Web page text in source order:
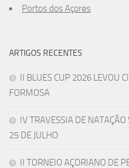
Portos dos Açores
ARTIGOS RECENTES
II BLUES CUP 2026 LEVOU
FORMOSA
IV TRAVESSIA DE
25 DE JULHO
II TORNEIO AÇORIANO DE